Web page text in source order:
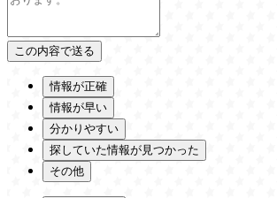
情報が正確
情報が早い
分かりやすい
探していた情報が見つかった
その他